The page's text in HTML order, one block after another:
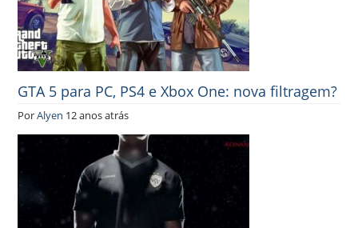
GTA 5 para PC, PS4 e Xbox One: nova filtragem?
PorAlyen 12 anos atrás